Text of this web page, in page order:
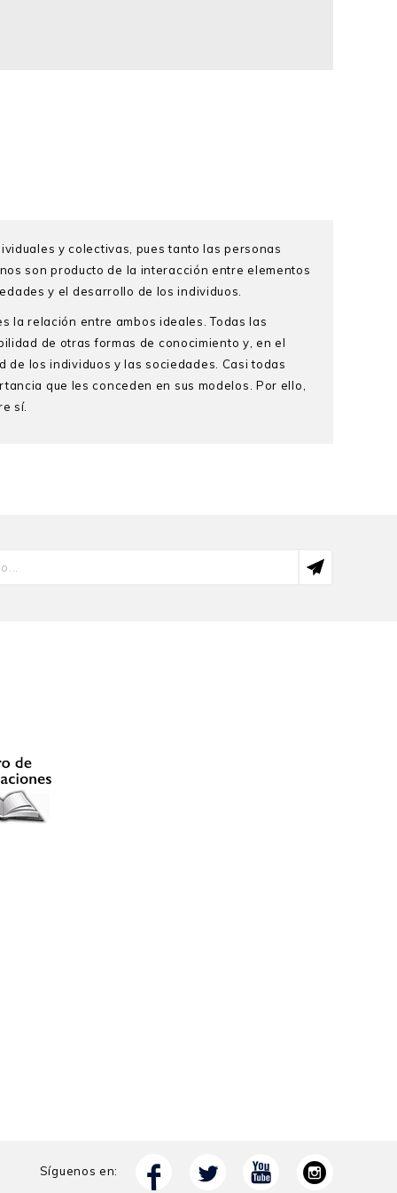
y colectivas, pues tanto las personas
son producto de la interacción entre elementos
y el desarrollo de los individuos.
la relación entre ambos ideales. Todas las
de otras formas de conocimiento y, en el
los individuos y las sociedades. Casi todas
que les conceden en sus modelos. Por ello,
sí.
al Grupo Interdisciplinario de Investigación Mente
Síguenos en: